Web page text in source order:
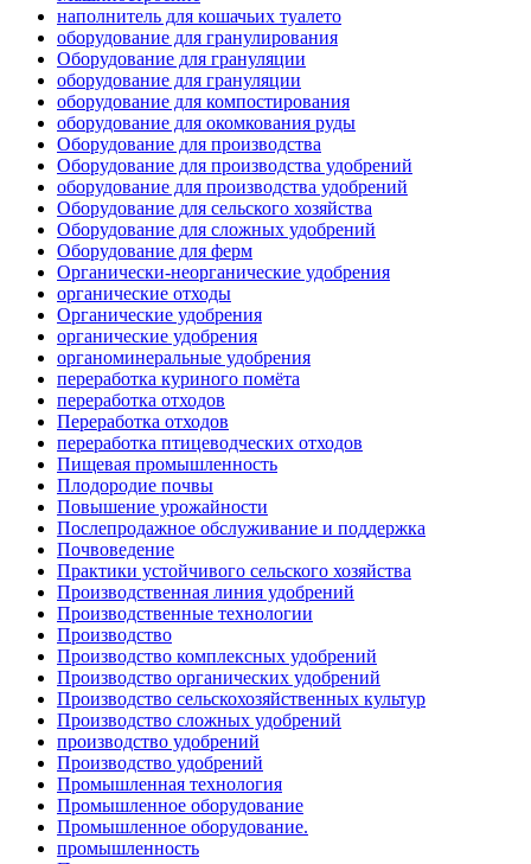
наполнитель для кошачьих туалето
оборудование для гранулирования
Оборудование для грануляции
оборудование для грануляции
оборудование для компостирования
оборудование для окомкования руды
Оборудование для производства
Оборудование для производства удобрений
оборудование для производства удобрений
Оборудование для сельского хозяйства
Оборудование для сложных удобрений
Оборудование для ферм
Органически-неорганические удобрения
органические отходы
Органические удобрения
органические удобрения
органоминеральные удобрения
переработка куриного помёта
переработка отходов
Переработка отходов
переработка птицеводческих отходов
Пищевая промышленность
Плодородие почвы
Повышение урожайности
Послепродажное обслуживание и поддержка
Почвоведение
Практики устойчивого сельского хозяйства
Производственная линия удобрений
Производственные технологии
Производство
Производство комплексных удобрений
Производство органических удобрений
Производство сельскохозяйственных культур
Производство сложных удобрений
производство удобрений
Производство удобрений
Промышленная технология
Промышленное оборудование
Промышленное оборудование.
промышленность